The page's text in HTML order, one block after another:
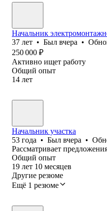
Начальник
37 лет • Был вчера •
250 000 ₽
Активно ищет работу
Общий опыт
14 лет
Начальник участка
53 года • Был вчера •
Рассматривает
Общий опыт
19 лет 10 месяцев
Другие резюме
Ещё 1 резюме